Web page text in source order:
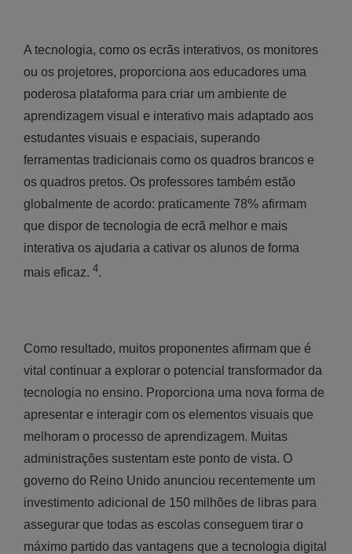
A tecnologia, como os ecrãs interativos, os monitores
ou os projetores, proporciona aos educadores uma
poderosa plataforma para criar um ambiente de
aprendizagem visual e interativo mais adaptado aos
estudantes visuais e espaciais, superando
ferramentas tradicionais como os quadros brancos e
os quadros pretos. Os professores também estão
globalmente de acordo: praticamente 78% afirmam
que dispor de tecnologia de ecrã melhor e mais
interativa os ajudaria a cativar os alunos de forma
mais eficaz. 4.
Como resultado, muitos proponentes afirmam que é
vital continuar a explorar o potencial transformador da
tecnologia no ensino. Proporciona uma nova forma de
apresentar e interagir com os elementos visuais que
melhoram o processo de aprendizagem. Muitas
administrações sustentam este ponto de vista. O
governo do Reino Unido anunciou recentemente um
investimento adicional de 150 milhões de libras para
assegurar que todas as escolas conseguem tirar o
máximo partido das vantagens que a tecnologia digital